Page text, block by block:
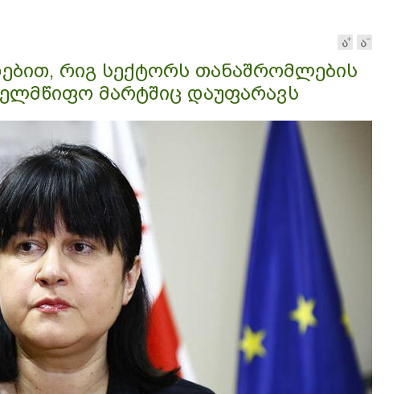
რიგ სექტორს თანაშრომლების
მარტშიც დაუფარავს